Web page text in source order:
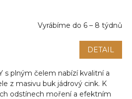
Vyrábíme do 6 – 8 týdnů
DETAIL
s plným čelem nabízí kvalitní a
z masivu buk jádrový cink. K
odstínech moření a efektním